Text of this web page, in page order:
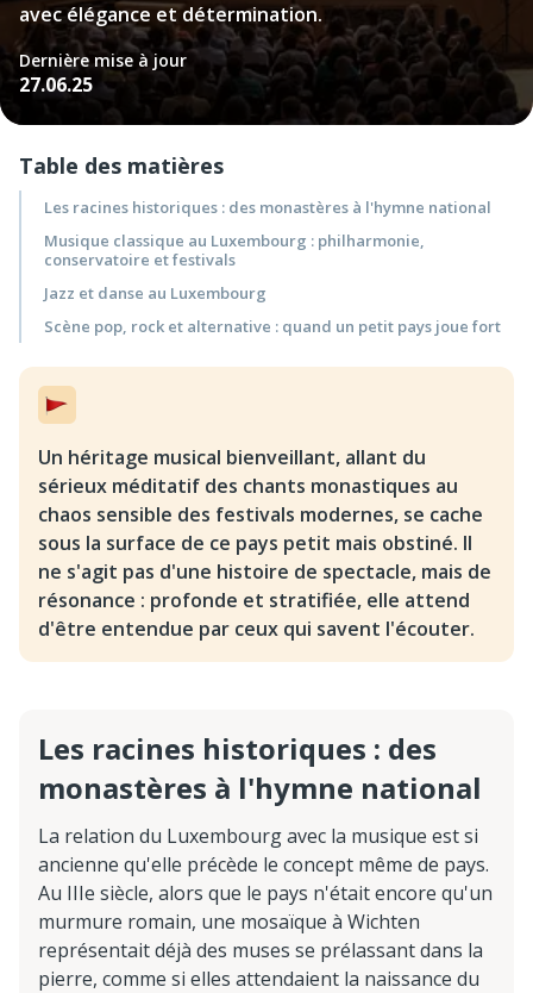
avec élégance et détermination.
Dernière mise à jour
27.06.25
Table des matières
Les racines historiques : des monastères à l'hymne national
Musique classique au Luxembourg : philharmonie,
conservatoire et festivals
Jazz et danse au Luxembourg
Scène pop, rock et alternative : quand un petit pays joue fort
Un héritage musical bienveillant, allant du
sérieux méditatif des chants monastiques au
chaos sensible des festivals modernes, se cache
sous la surface de ce pays petit mais obstiné. Il
ne s'agit pas d'une histoire de spectacle, mais de
résonance : profonde et stratifiée, elle attend
d'être entendue par ceux qui savent l'écouter.
Les racines historiques : des
monastères à l'hymne national
La relation du Luxembourg avec la musique est si
ancienne qu'elle précède le concept même de pays.
Au IIIe siècle, alors que le pays n'était encore qu'un
murmure romain, une mosaïque à Wichten
représentait déjà des muses se prélassant dans la
pierre, comme si elles attendaient la naissance du